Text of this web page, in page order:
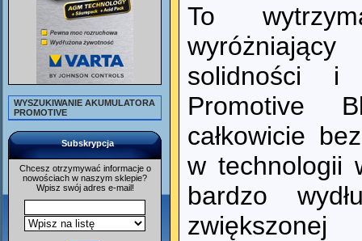
WYSZUKIWANIE AKUMULATORA
PROMOTIVE
Subskrypcja
Chcesz otrzymywać informacje o
nowościach w naszym sklepie?
Wpisz swój adres e-mail!
To
solidności i
Promotive
całkowicie
w technologii
bardzo